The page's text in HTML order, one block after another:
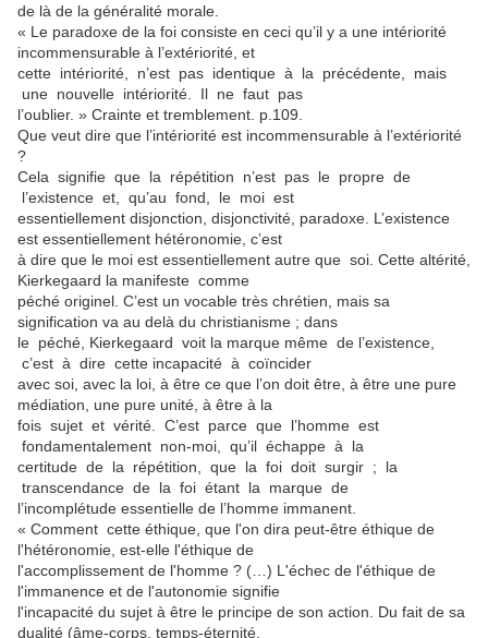
de là de la généralité morale.
« Le paradoxe de la foi consiste en ceci qu’il y a une intériorité
incommensurable à l’extériorité, et
cette intériorité, n’est pas identique à la précédente, mais
une nouvelle intériorité. Il ne faut pas
l’oublier. » Crainte et tremblement. p.109.
Que veut dire que l’intériorité est incommensurable à l’extériorité
?
Cela signifie que la répétition n’est pas le propre de
l’existence et, qu’au fond, le moi est
essentiellement disjonction, disjonctivité, paradoxe. L’existence
est essentiellement hétéronomie, c’est
à dire que le moi est essentiellement autre que soi. Cette altérité,
Kierkegaard la manifeste comme
péché originel. C’est un vocable très chrétien, mais sa
signification va au delà du christianisme ; dans
le péché, Kierkegaard voit la marque même de l’existence,
c’est à dire cette incapacité à coïncider
avec soi, avec la loi, à être ce que l’on doit être, à être une pure
médiation, une pure unité, à être à la
fois sujet et vérité. C’est parce que l’homme est
fondamentalement non-moi, qu’il échappe à la
certitude de la répétition, que la foi doit surgir ; la
transcendance de la foi étant la marque de
l’incomplétude essentielle de l’homme immanent.
« Comment cette éthique, que l'on dira peut-être éthique de
l'hétéronomie, est-elle l'éthique de
l'accomplissement de l'homme ? (…) L'échec de l'éthique de
l'immanence et de l'autonomie signifie
l'incapacité du sujet à être le principe de son action. Du fait de sa
dualité (âme-corps, temps-éternité,